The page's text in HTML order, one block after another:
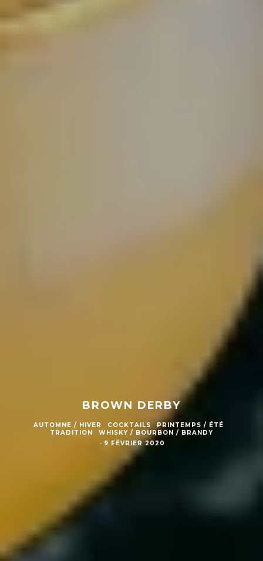
BROWN DERBY
AUTOMNE / HIVER COCKTAILS
PRINTEMPS / ÉTÉ
TRADITION
WHISKY / BOURBON / BRANDY
· 9 FÉVRIER 2020